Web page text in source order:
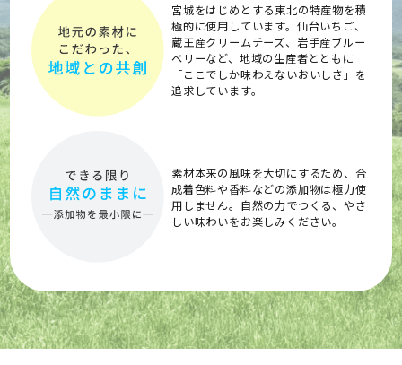
宮城をはじめとする東北の特産物を積
極的に使用しています。 仙台いちご、
蔵王産クリームチーズ、岩手産ブルー
ベリーなど、地域の生産者とともに
「ここでしか味わえないおいしさ」を
追求しています。
素材本来の風味を大切にするため、合
成着色料や香料などの添加物は極力使
用しません。自然の力でつくる、やさ
しい味わいをお楽しみください。